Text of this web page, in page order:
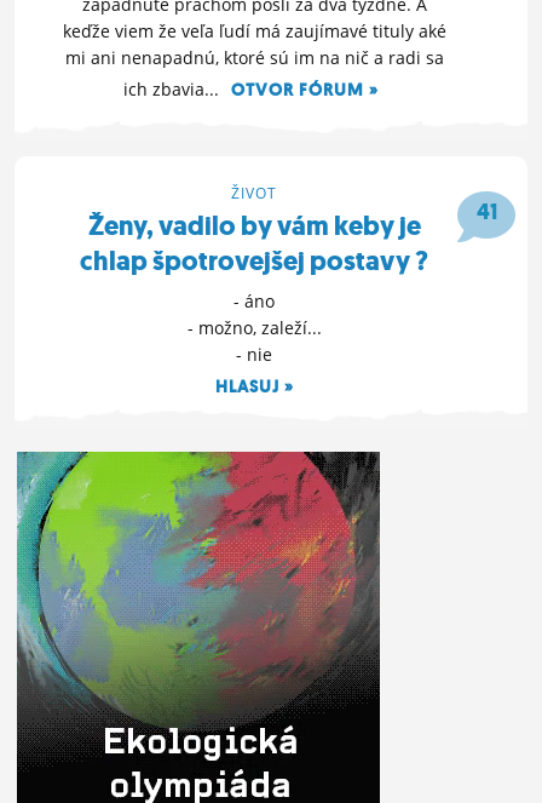
keďže viem že veľa ľudí má zaujímavé tituly aké
mi ani nenapadnú, ktoré sú im na nič a radi sa
ich zbavia...
OTVOR FÓRUM »
41
ŽIVOT
Ženy, vadilo by vám keby je
chlap špotrovejšej postavy ?
- áno
- možno, zaleží...
- nie
HLASUJ »